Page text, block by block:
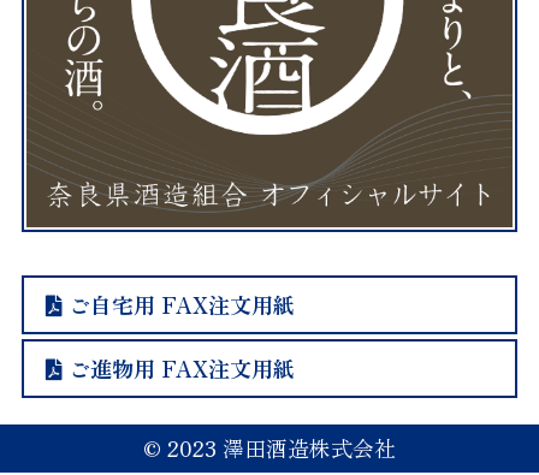
ご自宅用 FAX注文用紙
ご進物用 FAX注文用紙
© 2023 澤田酒造株式会社